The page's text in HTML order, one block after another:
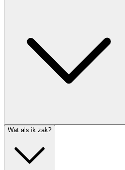
Wat als ik zak?